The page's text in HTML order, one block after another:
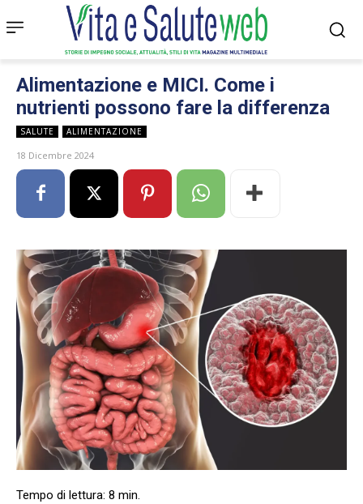
Alimentazione e MICI. Come i
nutrienti possono fare la differenza
SALUTE ALIMENTAZIONE
18 Dicembre 2024